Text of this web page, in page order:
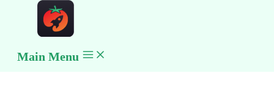
Main Menu